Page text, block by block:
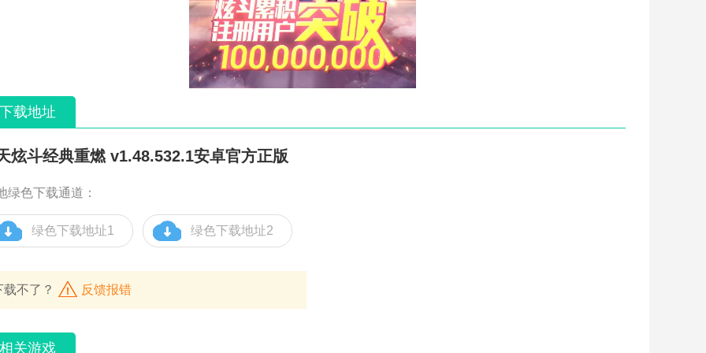
下载地址
炫斗经典重燃 v1.48.532.1安卓官方正版
绿色下载通道：
绿色下载地址1 绿色下载地址2
载不了？ 反馈报错
相关游戏